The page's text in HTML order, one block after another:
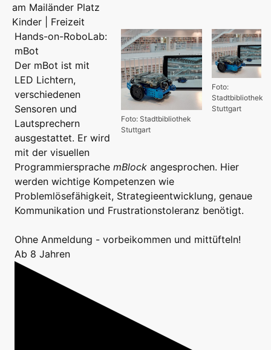
am Mailänder Platz
Kinder | Freizeit
Foto:
Stadtbibliothek
Stuttgart
Foto: Stadtbibliothek
Stuttgart
Hands-on-RoboLab:
mBot
Der mBot ist mit
LED Lichtern,
verschiedenen
Sensoren und
Lautsprechern
ausgestattet. Er wird
mit der visuellen
Programmiersprache mBlock angesprochen. Hier
werden wichtige Kompetenzen wie
Problemlösefähigkeit, Strategieentwicklung, genaue
Kommunikation und Frustrationstoleranz benötigt.
Ohne Anmeldung - vorbeikommen und mittüfteln!
Ab 8 Jahren